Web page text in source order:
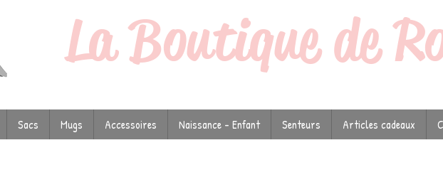
LaBoutique de
Sacs Mugs Accessoires Naissance - Enfant Senteurs Articles cadeaux